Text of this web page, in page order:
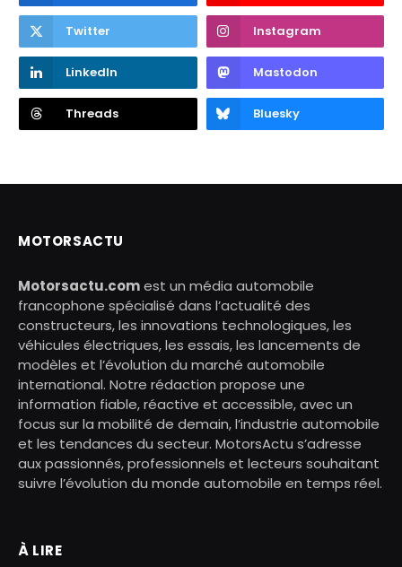
Twitter Instagram
LinkedIn Mastodon
Threads Bluesky
MOTORSACTU
Motorsactu.comest un média automobile
francophone spécialisé dans l’actualité des
constructeurs, les innovations technologiques, les
véhicules électriques, les essais, les lancements de
modèles et l’évolution du marché automobile
international. Notre rédaction propose une
information fiable, réactive et accessible, avec un
focus sur la mobilité de demain, l’industrie automobile
et les tendances du secteur. MotorsActu s’adresse
aux passionnés, professionnels et lecteurs souhaitant
suivre l’évolution du monde automobile en temps réel.
À LIRE